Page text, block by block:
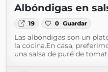
Albóndigas en
19 0 Guardar
Las albóndigas son un
la cocina.En casa,
una salsa de puré de